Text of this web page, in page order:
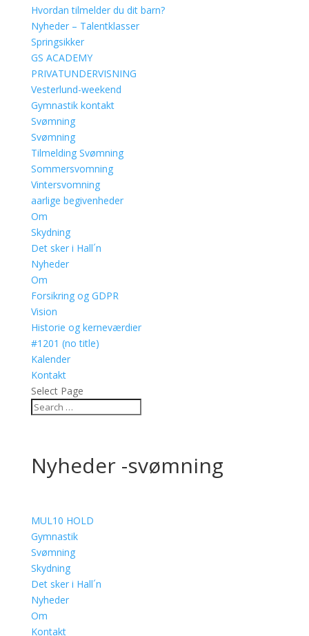
Hvordan tilmelder du dit barn?
Nyheder – Talentklasser
Springsikker
GS ACADEMY
PRIVATUNDERVISNING
Vesterlund-weekend
Gymnastik kontakt
Svømning
Svømning
Tilmelding Svømning
Sommersvomning
Vintersvomning
aarlige begivenheder
Om
Skydning
Det sker i Hall´n
Nyheder
Om
Forsikring og GDPR
Vision
Historie og kerneværdier
#1201 (no title)
Kalender
Kontakt
Select Page
Nyheder -svømning
MUL10 HOLD
Gymnastik
Svømning
Skydning
Det sker i Hall´n
Nyheder
Om
Kontakt